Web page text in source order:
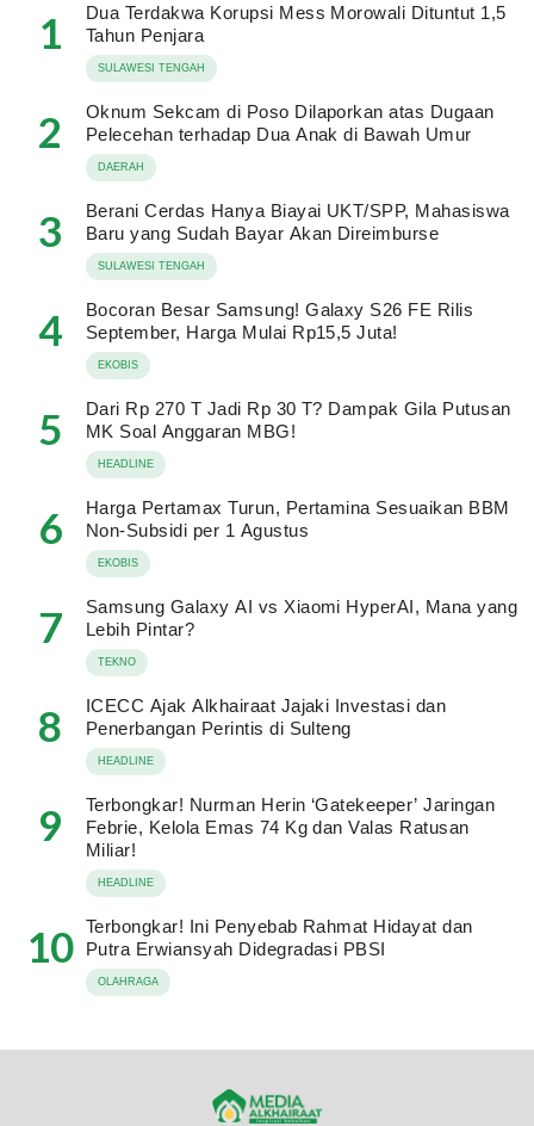
1
Dua Terdakwa Korupsi Mess Morowali Dituntut 1,5
Tahun Penjara
SULAWESI TENGAH
2
Oknum Sekcam di Poso Dilaporkan atas Dugaan
Pelecehan terhadap Dua Anak di Bawah Umur
DAERAH
3
Berani Cerdas Hanya Biayai UKT/SPP, Mahasiswa
Baru yang Sudah Bayar Akan Direimburse
SULAWESI TENGAH
4
Bocoran Besar Samsung! Galaxy S26 FE Rilis
September, Harga Mulai Rp15,5 Juta!
EKOBIS
5
Dari Rp 270 T Jadi Rp 30 T? Dampak Gila Putusan
MK Soal Anggaran MBG!
HEADLINE
6
Harga Pertamax Turun, Pertamina Sesuaikan BBM
Non-Subsidi per 1 Agustus
EKOBIS
7
Samsung Galaxy AI vs Xiaomi HyperAI, Mana yang
Lebih Pintar?
TEKNO
8
ICECC Ajak Alkhairaat Jajaki Investasi dan
Penerbangan Perintis di Sulteng
HEADLINE
9
Terbongkar! Nurman Herin ‘Gatekeeper’ Jaringan
Febrie, Kelola Emas 74 Kg dan Valas Ratusan
Miliar!
HEADLINE
10 Terbongkar! Ini Penyebab Rahmat Hidayat dan
Putra Erwiansyah Didegradasi PBSI
OLAHRAGA